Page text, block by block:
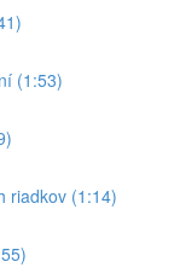
(1:53)
riadkov (1:14)